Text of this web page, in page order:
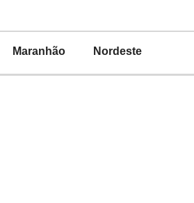
Maranhão Nordeste